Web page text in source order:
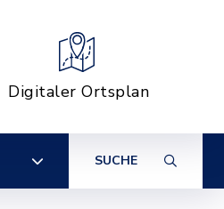
Digitaler Ortsplan
SUCHE